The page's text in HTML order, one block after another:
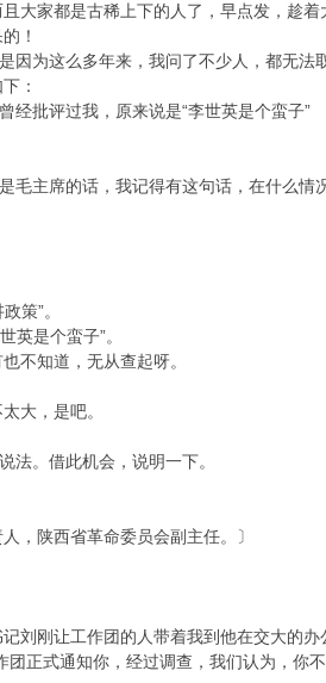
家都是古稀上下的人了，早点发，趁着
！
因为这么多年来，我问了不少人，都无法
：
经批评过我，原来说是“李世英是个蛮子”
毛主席的话，我记得有这句话，在什么情
策”。
英是个蛮子”。
不知道，无从查起呀。
大，是吧。
。借此机会，说明一下。
，陕西省革命委员会副主任。〕
刚让工作团的人带着我到他在交大的办
正式通知你，经过调查，我们认为，你